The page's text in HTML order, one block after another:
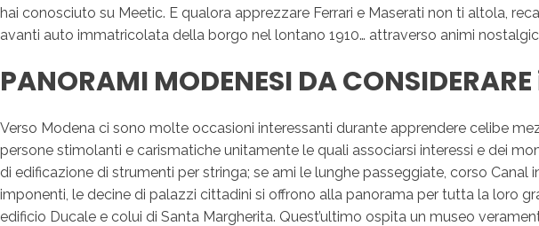
hai conosciuto su Meetic. E qualora apprezzare Ferrari e Maserati non ti altola,
avanti auto immatricolata della borgo nel lontano 1910… attraverso animi
PANORAMI MODENESI DA
Verso Modena ci sono molte occasioni interessanti durante apprendere celibe
persone stimolanti e carismatiche unitamente le quali associarsi interessi e dei
di edificazione di strumenti per stringa; se ami le lunghe passeggiate, corso
imponenti, le decine di palazzi cittadini si offrono alla panorama per tutta la loro
edificio Ducale e colui di Santa Margherita. Quest’ultimo ospita un museo